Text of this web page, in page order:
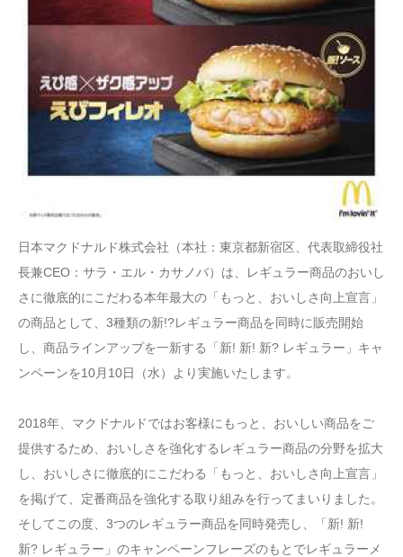
日本マクドナルド株式会社（本社：東京都新宿区、代表取締役社
長兼CEO：サラ・エル・カサノバ）は、レギュラー商品のおいし
さに徹底的にこだわる本年最大の「もっと、おいしさ向上宣言」
の商品として、3種類の新!?レギュラー商品を同時に販売開始
し、商品ラインアップを一新する「新! 新! 新? レギュラー」キャ
ンペーンを10月10日（水）より実施いたします。
2018年、マクドナルドではお客様にもっと、おいしい商品をご
提供するため、おいしさを強化するレギュラー商品の分野を拡大
し、おいしさに徹底的にこだわる「もっと、おいしさ向上宣言」
を掲げて、定番商品を強化する取り組みを行ってまいりました。
そしてこの度、3つのレギュラー商品を同時発売し、「新! 新!
新? レギュラー」のキャンペーンフレーズのもとでレギュラーメ